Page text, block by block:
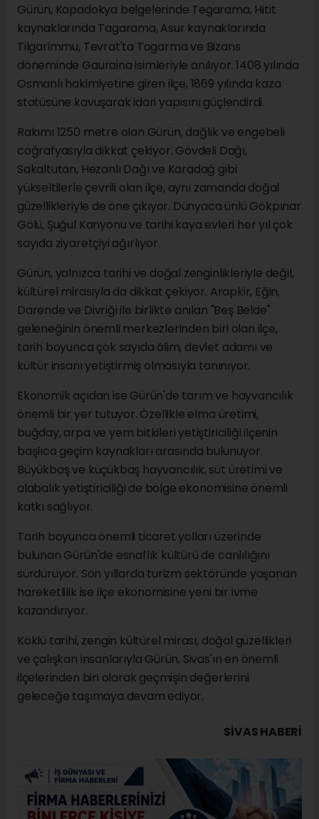
Gürün, Kapadokya belgelerinde Tegarama, Hitit
kaynaklarında Tagarama, Asur kaynaklarında
Tilgarimmu, Tevrat'ta Togarma ve Bizans
döneminde Gauraina isimleriyle anılıyor. 1408 yılında
Osmanlı hakimiyetine giren ilçe, 1869 yılında kaza
statüsüne kavuşarak idari yapısını güçlendirdi.
Rakımı 1250 metre olan Gürün, dağlık ve engebeli
coğrafyasıyla dikkat çekiyor. Gövdeli Dağı,
Sakaltutan, Hezanlı Dağı ve Karadağ gibi
yükseltilerle çevrili olan ilçe, aynı zamanda doğal
güzellikleriyle de öne çıkıyor. Dünyaca ünlü Gökpınar
Gölü, Şuğul Kanyonu ve tarihi kaya evleri her yıl çok
sayıda ziyaretçiyi ağırlıyor.
Gürün, yalnızca tarihi ve doğal zenginlikleriyle değil,
kültürel mirasıyla da dikkat çekiyor. Arapkir, Eğin,
Darende ve Divriği ile birlikte anılan "Beş Belde"
geleneğinin önemli merkezlerinden biri olan ilçe,
tarih boyunca çok sayıda âlim, devlet adamı ve
kültür insanı yetiştirmiş olmasıyla tanınıyor.
Ekonomik açıdan ise Gürün'de tarım ve hayvancılık
önemli bir yer tutuyor. Özellikle elma üretimi,
buğday, arpa ve yem bitkileri yetiştiriciliği ilçenin
başlıca geçim kaynakları arasında bulunuyor.
Büyükbaş ve küçükbaş hayvancılık, süt üretimi ve
alabalık yetiştiriciliği de bölge ekonomisine önemli
katkı sağlıyor.
Tarih boyunca önemli ticaret yolları üzerinde
bulunan Gürün'de esnaflık kültürü de canlılığını
sürdürüyor. Son yıllarda turizm sektöründe yaşanan
hareketlilik ise ilçe ekonomisine yeni bir ivme
kazandırıyor.
Köklü tarihi, zengin kültürel mirası, doğal güzellikleri
ve çalışkan insanlarıyla Gürün, Sivas'ın en önemli
ilçelerinden biri olarak geçmişin değerlerini
geleceğe taşımaya devam ediyor.
SIVAS HABERİ